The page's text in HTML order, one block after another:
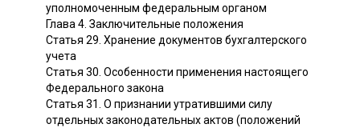
уполномоченным федеральным органом
Глава 4. Заключительные положения
Статья 29. Хранение документов бухгалтерского
учета
Статья 30. Особенности применения настоящего
Федерального закона
Статья 31. О признании утратившими силу
отдельных законодательных актов (положений